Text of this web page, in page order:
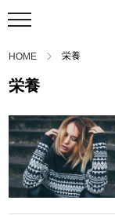
HOME 栄養
栄養